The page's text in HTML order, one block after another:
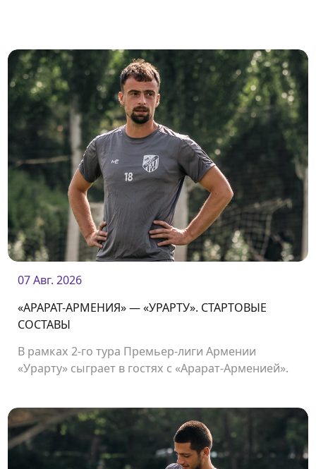
07 Авг. 2026
«АРАРАТ-АРМЕНИЯ» — «УРАРТУ». СТАРТОВЫЕ
СОСТАВЫ
В рамках 2-го тура Премьер-лиги Армении
«Урарту» сыграет в гостях с «Арарат-Арменией».